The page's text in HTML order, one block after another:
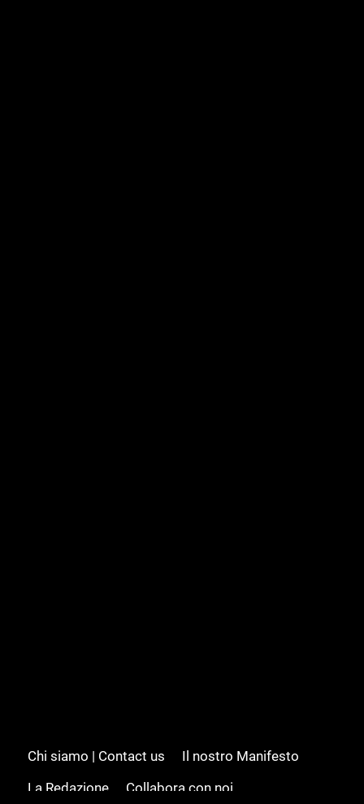
Chi siamo | Contact us
Il nostro Manifesto
La Redazione
Collabora con noi